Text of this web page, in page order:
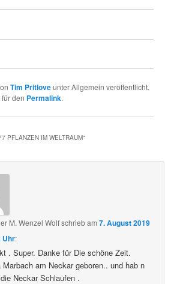
Tim Pritloveunter Allgemein veröffentlicht.
den Permalink.
PFLANZEN IM WELTRAUM“
M. Wenzel Wolfschriebam7. August 2019
Uhr:
. Super. Danke für Die schöne Zeit.
Marbach am Neckar geboren.. und hab n
Neckar Schlaufen .